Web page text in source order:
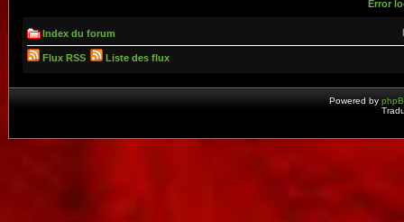
Error
Index du forum
Flux RSS Liste des flux
Powered by